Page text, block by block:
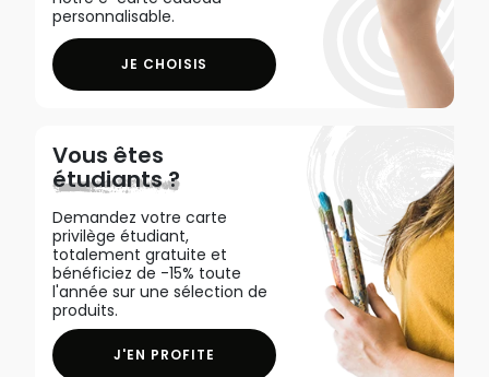
personnalisable.
JE CHOISIS
Vous êtes
étudiants ?
Demandez votre carte
privilège étudiant,
totalement gratuite et
bénéficiez de -15% toute
l'année sur une sélection de
produits.
J'EN PROFITE